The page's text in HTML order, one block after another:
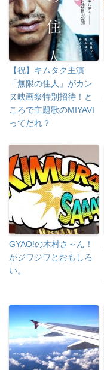
【祝】キムタク主演
「無限の住人」がカン
ヌ映画祭特別招待！と
ころで主題歌のMIYAVI
ってだれ？
GYAO!の木村さ～ん！
がジワジワとおもしろ
い。